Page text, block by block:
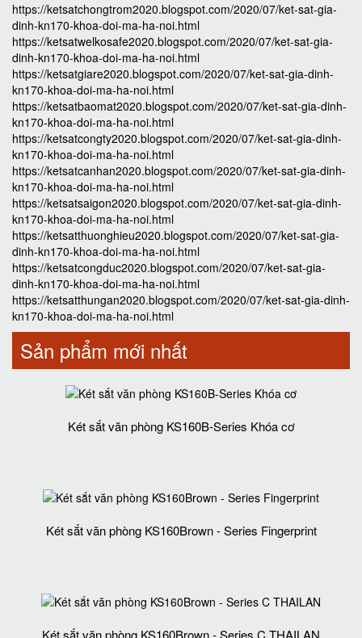
https://ketsatchongtrom2020.blogspot.com/2020/07/ket-sat-gia-
dinh-kn170-khoa-doi-ma-ha-noi.html
https://ketsatwelkosafe2020.blogspot.com/2020/07/ket-sat-gia-
dinh-kn170-khoa-doi-ma-ha-noi.html
https://ketsatgiare2020.blogspot.com/2020/07/ket-sat-gia-dinh-
kn170-khoa-doi-ma-ha-noi.html
https://ketsatbaomat2020.blogspot.com/2020/07/ket-sat-gia-dinh-
kn170-khoa-doi-ma-ha-noi.html
https://ketsatcongty2020.blogspot.com/2020/07/ket-sat-gia-dinh-
kn170-khoa-doi-ma-ha-noi.html
https://ketsatcanhan2020.blogspot.com/2020/07/ket-sat-gia-dinh-
kn170-khoa-doi-ma-ha-noi.html
https://ketsatsaigon2020.blogspot.com/2020/07/ket-sat-gia-dinh-
kn170-khoa-doi-ma-ha-noi.html
https://ketsatthuonghieu2020.blogspot.com/2020/07/ket-sat-gia-
dinh-kn170-khoa-doi-ma-ha-noi.html
https://ketsatcongduc2020.blogspot.com/2020/07/ket-sat-gia-
dinh-kn170-khoa-doi-ma-ha-noi.html
https://ketsatthungan2020.blogspot.com/2020/07/ket-sat-gia-dinh-
kn170-khoa-doi-ma-ha-noi.html
Sản phẩm mới nhất
Két sắt văn phòng KS160B-Series Khóa cơ
Két sắt văn phòng KS160Brown - Series Fingerprint
Két sắt văn phòng KS160Brown - Series C THAILAN